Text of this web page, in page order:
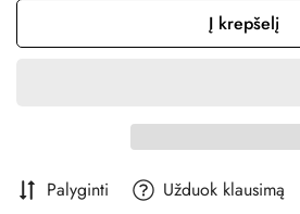
Į krepšelį
Palyginti Užduok klausimą